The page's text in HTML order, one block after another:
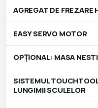
AGREGAT DE FREZARE
EASY SERVO MOTOR
OPȚIONAL: MASA
SISTEMUL
LUNGIMII SCULELOR